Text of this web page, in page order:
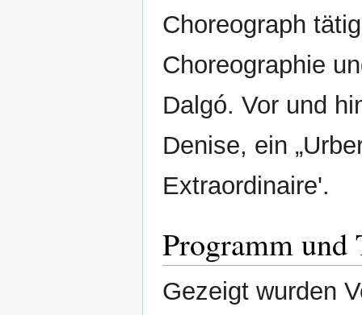
Choreograph
Choreographie
Dalgó. Vor und
Denise, ein
Extraordinaire'.
Programm und
Gezeigt wurden